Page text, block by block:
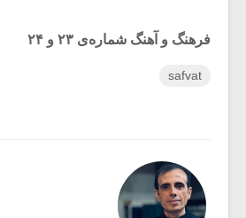
فرهنگ و آهنگ شماره‌ی ۲۳ و ۲۴
safvat